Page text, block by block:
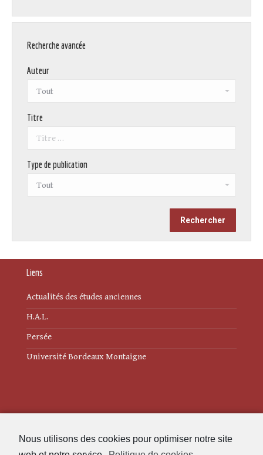
Nous utilisons des cookies pour optimiser notre site
Recherche avancée
Auteur
Titre
Type de publication
Liens
Actualités des études anciennes
H.A.L.
Persée
Université Bordeaux Montaigne
Politique de cookies (UE)